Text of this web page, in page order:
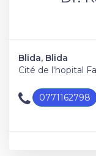
Blida, Blida
Cité de l'hopital
0771162798